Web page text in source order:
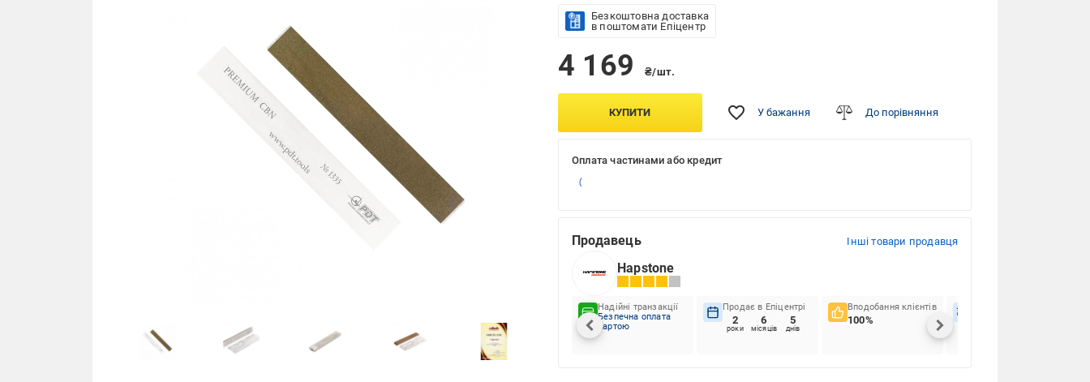
Безкоштовна доставка
в поштомати Епіцентр
4 169 ₴/шт.
КУПИТИ У бажання До порівняння
Оплата частинами або кредит
Продавець Інші товари продавця
Hapstone
Надійні транзакції
Безпечна оплата
картою
Продає в Епіцентрі
2
роки
6
місяців
5
днів
Вподобання клієнтів
100%